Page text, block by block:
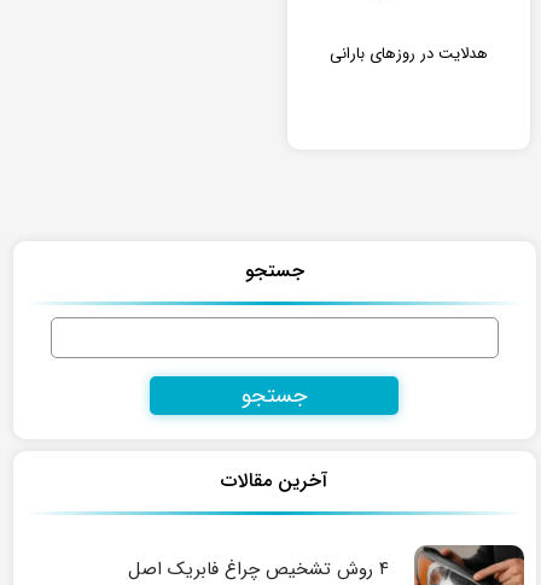
هدلایت در روزهای بارانی
جستجو
جستجو
آخرین مقالات
۴ روش تشخیص چراغ فابریک اصل